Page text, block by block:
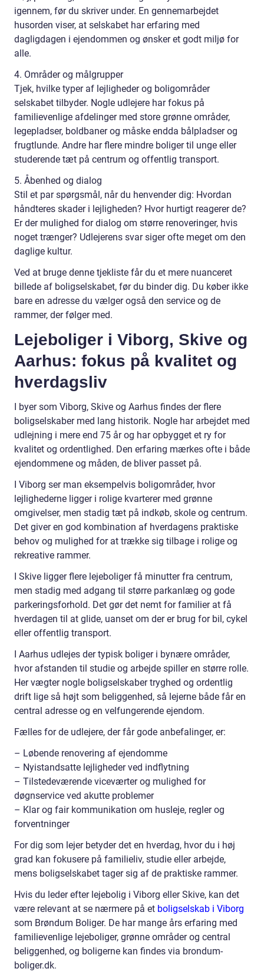
igennem, før du skriver under. En gennemarbejdet
husorden viser, at selskabet har erfaring med
dagligdagen i ejendommen og ønsker et godt miljø for
alle.
4. Områder og målgrupper
Tjek, hvilke typer af lejligheder og boligområder
selskabet tilbyder. Nogle udlejere har fokus på
familievenlige afdelinger med store grønne områder,
legepladser, boldbaner og måske endda bålpladser og
frugtlunde. Andre har flere mindre boliger til unge eller
studerende tæt på centrum og offentlig transport.
5. Åbenhed og dialog
Stil et par spørgsmål, når du henvender dig: Hvordan
håndteres skader i lejligheden? Hvor hurtigt reagerer de?
Er der mulighed for dialog om større renoveringer, hvis
noget trænger? Udlejerens svar siger ofte meget om den
daglige kultur.
Ved at bruge denne tjekliste får du et mere nuanceret
billede af boligselskabet, før du binder dig. Du køber ikke
bare en adresse du vælger også den service og de
rammer, der følger med.
Lejeboliger i Viborg, Skive og
Aarhus: fokus på kvalitet og
hverdagsliv
I byer som Viborg, Skive og Aarhus findes der flere
boligselskaber med lang historik. Nogle har arbejdet med
udlejning i mere end 75 år og har opbygget et ry for
kvalitet og ordentlighed. Den erfaring mærkes ofte i både
ejendommene og måden, de bliver passet på.
I Viborg ser man eksempelvis boligområder, hvor
lejlighederne ligger i rolige kvarterer med grønne
omgivelser, men stadig tæt på indkøb, skole og centrum.
Det giver en god kombination af hverdagens praktiske
behov og mulighed for at trække sig tilbage i rolige og
rekreative rammer.
I Skive ligger flere lejeboliger få minutter fra centrum,
men stadig med adgang til større parkanlæg og gode
parkeringsforhold. Det gør det nemt for familier at få
hverdagen til at glide, uanset om der er brug for bil, cykel
eller offentlig transport.
I Aarhus udlejes der typisk boliger i bynære områder,
hvor afstanden til studie og arbejde spiller en større rolle.
Her vægter nogle boligselskaber tryghed og ordentlig
drift lige så højt som beliggenhed, så lejerne både får en
central adresse og en velfungerende ejendom.
Fælles for de udlejere, der får gode anbefalinger, er:
– Løbende renovering af ejendomme
– Nyistandsatte lejligheder ved indflytning
– Tilstedeværende viceværter og mulighed for
døgnservice ved akutte problemer
– Klar og fair kommunikation om husleje, regler og
forventninger
For dig som lejer betyder det en hverdag, hvor du i høj
grad kan fokusere på familieliv, studie eller arbejde,
mens boligselskabet tager sig af de praktiske rammer.
Hvis du leder efter lejebolig i Viborg eller Skive, kan det
være relevant at se nærmere på et boligselskab i Viborg
som Brøndum Boliger. De har mange års erfaring med
familievenlige lejeboliger, grønne områder og central
beliggenhed, og boligerne kan findes via brondum-
boliger.dk.